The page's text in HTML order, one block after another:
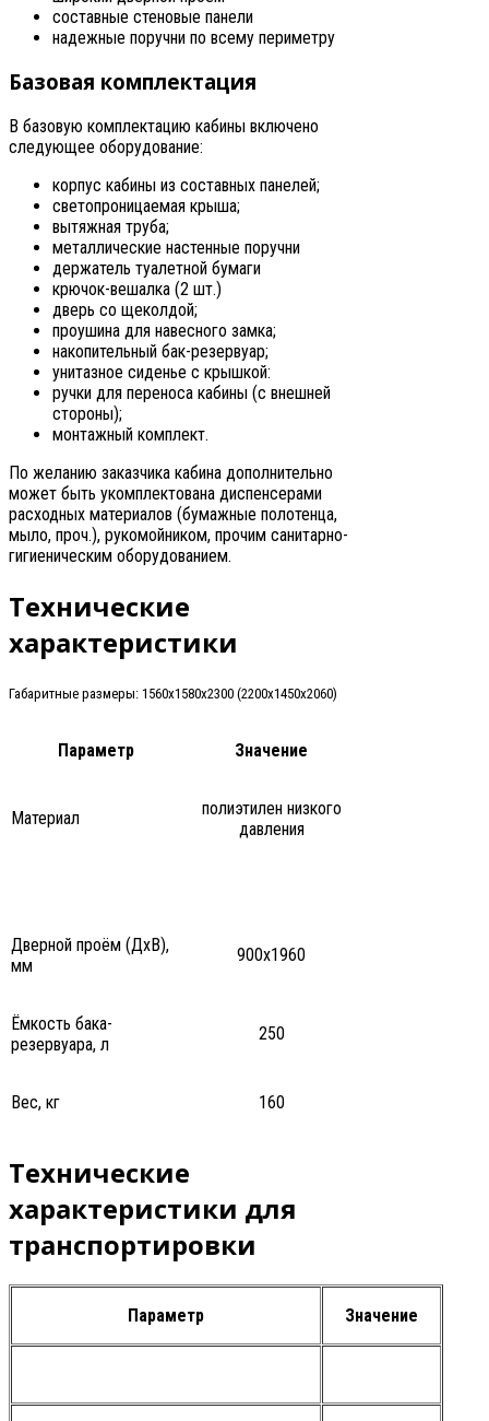
составные стеновые панели
надежные поручни по всему периметру
Базовая комплектация
В базовую комплектацию кабины включено
следующее оборудование:
корпус кабины из составных панелей;
светопроницаемая крыша;
вытяжная труба;
металлические настенные поручни
держатель туалетной бумаги
крючок-вешалка (2 шт.)
дверь со щеколдой;
проушина для навесного замка;
накопительный бак-резервуар;
унитазное сиденье с крышкой:
ручки для переноса кабины (с внешней
стороны);
монтажный комплект.
По желанию заказчика кабина дополнительно
может быть укомплектована диспенсерами
расходных материалов (бумажные полотенца,
мыло, проч.), рукомойником, прочим санитарно-
гигиеническим оборудованием.
Технические
характеристики
Габаритные размеры: 1560х1580х2300 (2200х1450х2060)
Параметр Значение
Материал
полиэтилен низкого
давления
Дверной проём (ДxВ),
мм
900x1960
Ёмкость бака-
резервуара, л
250
Вес, кг 160
Технические
характеристики для
транспортировки
Параметр Значение